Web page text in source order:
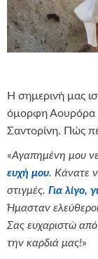
Η σημερινή μας
όμορφη Αουρόρα
Σαντορίνη. Πώς
«Αγαπημένη μου
ευχή μου. Κάνατε
στιγμές. Για λίγο,
Ήμασταν
Σας ευχαριστώ
την καρδιά μας!»